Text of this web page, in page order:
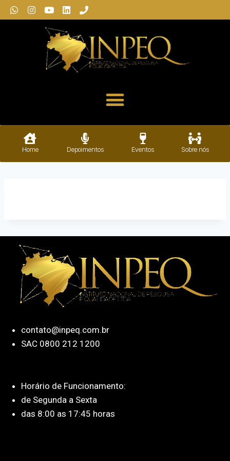
Home Depoimentos Eventos Sobre nós
contato@inpeq.com.br
SAC 0800 212 1200
Horário de Funcionamento:
de Segunda a Sexta
das 8:00 as 17:45 horas